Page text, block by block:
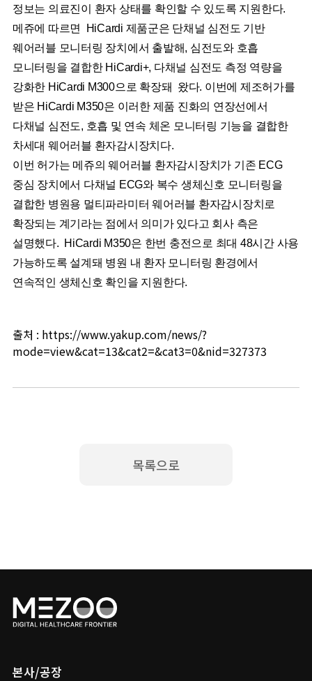
정보는 의료진이 환자 상태를 확인할 수 있도록 지원한다.
메쥬에 따르면 HiCardi 제품군은 단채널 심전도 기반
웨어러블 모니터링 장치에서 출발해, 심전도와 호흡
모니터링을 결합한 HiCardi+, 다채널 심전도 측정 역량을
강화한 HiCardi M300으로 확장돼 왔다. 이번에 제조허가를
받은 HiCardi M350은 이러한 제품 진화의 연장선에서
다채널 심전도, 호흡 및 연속 체온 모니터링 기능을 결합한
차세대 웨어러블 환자감시장치다.
이번 허가는 메쥬의 웨어러블 환자감시장치가 기존 ECG
중심 장치에서 다채널 ECG와 복수 생체신호 모니터링을
결합한 병원용 멀티파라미터 웨어러블 환자감시장치로
확장되는 계기라는 점에서 의미가 있다고 회사 측은
설명했다. HiCardi M350은 한번 충전으로 최대 48시간 사용
가능하도록 설계돼 병원 내 환자 모니터링 환경에서
연속적인 생체신호 확인을 지원한다.
출처 : https://www.yakup.com/news/?
mode=view&cat=13&cat2=&cat3=0&nid=327373
목록으로
본사/공장